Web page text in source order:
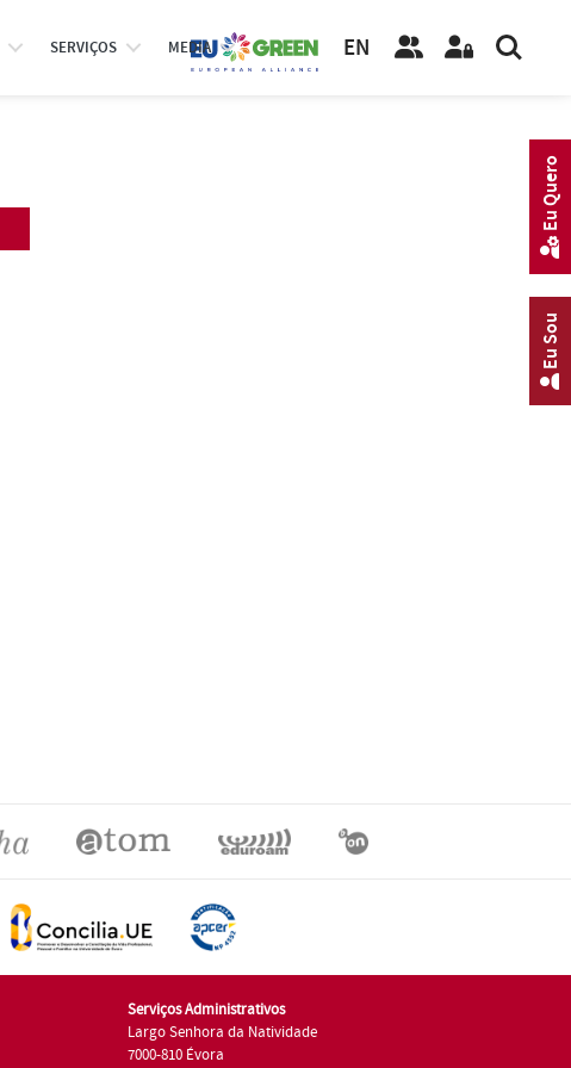
SERVIÇOS MEDIA EN
Serviços Administrativos
Largo Senhora da Natividade
7000-810 Évora
Eu Sou
Eu Quero